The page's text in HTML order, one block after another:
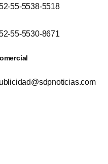
55-5538-5518
55-5530-8671